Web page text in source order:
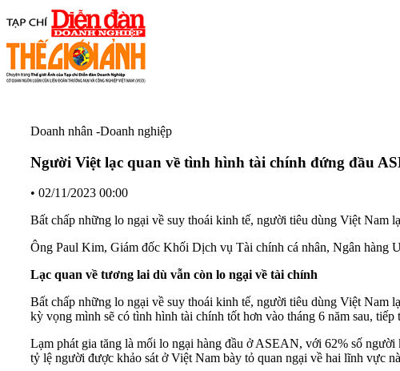
Doanh nhân -Doanh nghiệp
Người Việt lạc quan về tình hình tài chính đứng đầu
• 02/11/2023 00:00
Bất chấp những lo ngại về suy thoái kinh tế, người tiêu dùng Việt Nam
Ông Paul Kim, Giám đốc Khối Dịch vụ Tài chính cá nhân, Ngân hàng
Lạc quan về tương lai dù vẫn còn lo ngại về tài chính
Bất chấp những lo ngại về suy thoái kinh tế, người tiêu dùng Việt Nam
kỳ vọng mình sẽ có tình hình tài chính tốt hơn vào tháng 6 năm sau,
Lạm phát gia tăng là mối lo ngại hàng đầu ở ASEAN, với 62% số
tỷ lệ người được khảo sát ở Việt Nam bày tỏ quan ngại về hai lĩnh vực